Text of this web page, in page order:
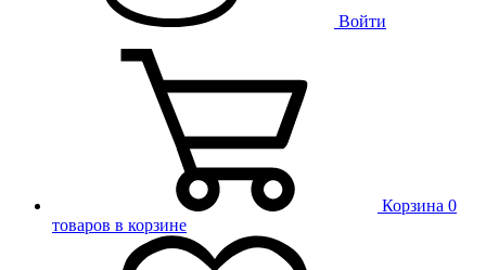
Войти
Корзина 0
товаров в корзине